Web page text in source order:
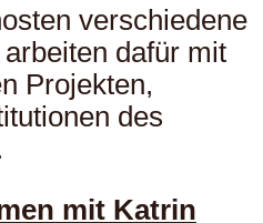
verschiedene
dafür mit
Projekten,
des
mit Katrin